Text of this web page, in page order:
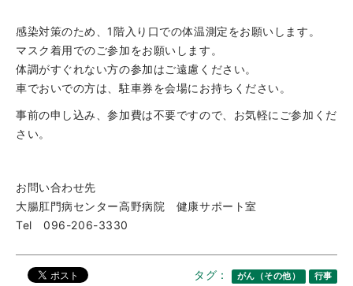
感染対策のため、1階入り口での体温測定をお願いします。
マスク着用でのご参加をお願いします。
体調がすぐれない方の参加はご遠慮ください。
車でおいでの方は、駐車券を会場にお持ちください。
事前の申し込み、参加費は不要ですので、お気軽にご参加くだ
さい。
お問い合わせ先
大腸肛門病センター高野病院 健康サポート室
Tel 096-206-3330
タグ： がん（その他） 行事